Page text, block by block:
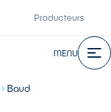
Producteurs
MENU
Baud